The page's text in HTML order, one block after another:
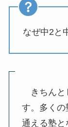
なぜ中2と
きちんと
す。多く
通える塾と